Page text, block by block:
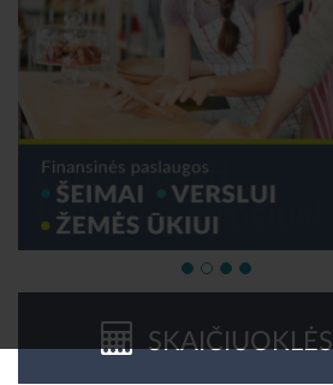
SKAIČIUOKLĖS